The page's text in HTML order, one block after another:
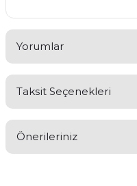
Yorumlar
Taksit Seçenekleri
Önerileriniz